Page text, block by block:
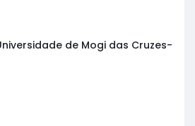
de Mogi das Cruzes-